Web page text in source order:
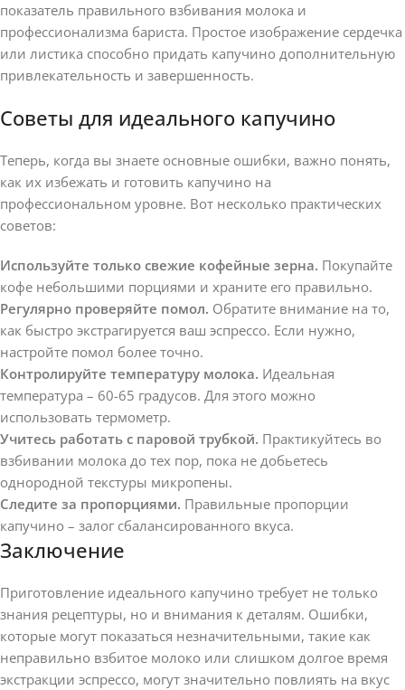
показатель правильного взбивания молока и
профессионализма бариста. Простое изображение сердечка
или листика способно придать капучино дополнительную
привлекательность и завершенность.
Советы для идеального капучино
Теперь, когда вы знаете основные ошибки, важно понять,
как их избежать и готовить капучино на
профессиональном уровне. Вот несколько практических
советов:
Используйте только свежие кофейные зерна. Покупайте
кофе небольшими порциями и храните его правильно.
Регулярно проверяйте помол. Обратите внимание на то,
как быстро экстрагируется ваш эспрессо. Если нужно,
настройте помол более точно.
Контролируйте температуру молока. Идеальная
температура – 60-65 градусов. Для этого можно
использовать термометр.
Учитесь работать с паровой трубкой. Практикуйтесь во
взбивании молока до тех пор, пока не добьетесь
однородной текстуры микропены.
Следите за пропорциями. Правильные пропорции
капучино – залог сбалансированного вкуса.
Заключение
Приготовление идеального капучино требует не только
знания рецептуры, но и внимания к деталям. Ошибки,
которые могут показаться незначительными, такие как
неправильно взбитое молоко или слишком долгое время
экстракции эспрессо, могут значительно повлиять на вкус